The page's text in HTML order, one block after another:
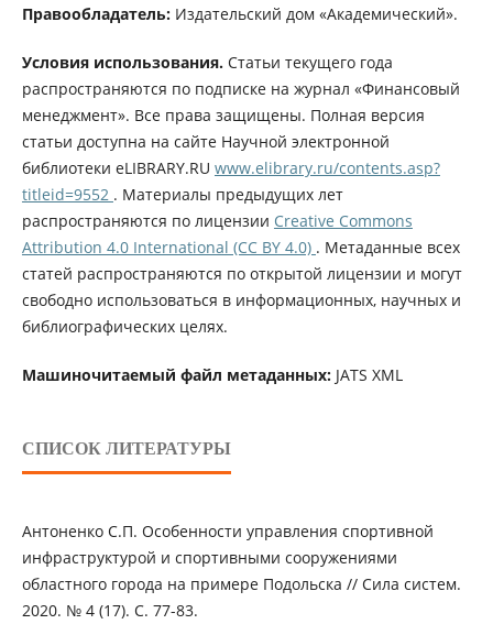
Правообладатель:Издательский дом «Академический».
Условия использования.Статьи текущего года
распространяются по подписке на журнал «Финансовый
менеджмент». Все права защищены. Полная версия
статьи доступна на сайте Научной электронной
библиотеки eLIBRARY.RU www.elibrary.ru/contents.asp?
titleid=9552 . Материалы предыдущих лет
распространяются по лицензии Creative Commons
Attribution 4.0 International (CC BY 4.0) . Метаданные всех
статей распространяются по открытой лицензии и могут
свободно использоваться в информационных, научных и
библиографических целях.
Машиночитаемый файл метаданных:JATS XML
СПИСОК ЛИТЕРАТУРЫ
Антоненко С.П. Особенности управления спортивной
инфраструктурой и спортивными сооружениями
областного города на примере Подольска // Сила систем.
2020. № 4 (17). С. 77-83.